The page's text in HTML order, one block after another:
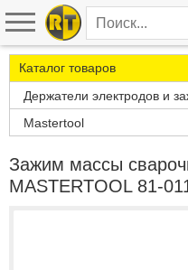
Каталог товаров
Держатели электродов и
Mastertool
Зажим массы
MASTERTOOL 81-